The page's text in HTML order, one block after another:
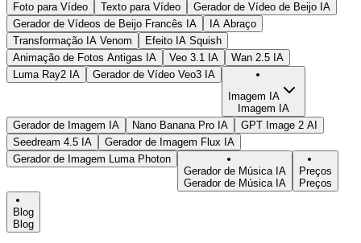
Foto para Vídeo Texto para Vídeo
Gerador de Vídeo de Beijo IA
Gerador de Vídeos de Beijo Francês IA
IA Abraço
Transformação IA Venom
Efeito IA Squish
Animação de Fotos Antigas IA
Veo 3.1 IA
Wan 2.5 IA
Luma Ray2 IA
Gerador de Vídeo Veo3 IA
Imagem IA
Imagem IA
Gerador de Imagem IA
Nano Banana Pro IA
GPT Image 2 AI
Seedream 4.5 IA
Gerador de Imagem Flux IA
Gerador de Imagem Luma Photon
Gerador de Música IA
Gerador de Música IA
Preços
Preços
Blog
Blog